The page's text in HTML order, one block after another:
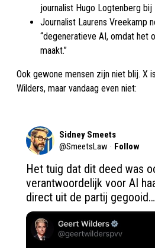
journalist Hugo Logtenberg bij
Journalist Laurens Vreekamp
“degeneratieve AI, omdat het
maakt.”​
Ook gewone mensen zijn niet blij. X
Wilders, maar vandaag even niet:
Sidney Smeets
@SmeetsLaw · Follow
Het tuig dat dit deed was
verantwoordelijk voor AI
direct uit de partij